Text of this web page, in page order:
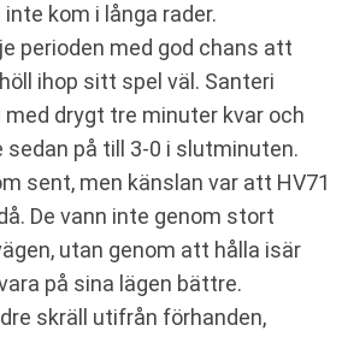
kom i långa rader.
perioden med god chans att
ihop sitt spel väl. Santeri
drygt tre minuter kvar och
på till 3-0 i slutminuten.
sent, men känslan var att HV71
De vann inte genom stort
utan genom att hålla isär
på sina lägen bättre.
skräll utifrån förhanden,